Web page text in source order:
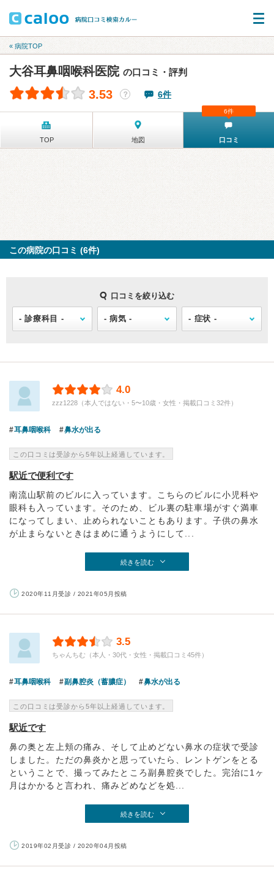
« 病院TOP
大谷耳鼻咽喉科医院 の口コミ・評判
3.53 ？ 6件
TOP 地図 口コミ
6件
この病院の口コミ (6件)
口コミを絞り込む
4.0
zzz1228（本人ではない・5〜10歳・女性・掲載口コミ32件）
耳鼻咽喉科 鼻水が出る
この口コミは受診から5年以上経過しています。
駅近で便利です
南流山駅前のビルに入っています。こちらのビルに小児科や
眼科も入っています。そのため、ビル裏の駐車場がすぐ満車
になってしまい、止められないこともあります。子供の鼻水
が止まらないときはまめに通うようにして...
続きを読む
2020年11月受診 / 2021年05月投稿
3.5
ちゃんちむ（本人・30代・女性・掲載口コミ45件）
耳鼻咽喉科 副鼻腔炎（蓄膿症） 鼻水が出る
この口コミは受診から5年以上経過しています。
駅近です
鼻の奥と左上頬の痛み、そして止めどない鼻水の症状で受診
しました。ただの鼻炎かと思っていたら、レントゲンをとる
ということで、撮ってみたところ副鼻腔炎でした。完治に1ヶ
月はかかると言われ、痛みどめなどを処...
続きを読む
2019年02月受診 / 2020年04月投稿